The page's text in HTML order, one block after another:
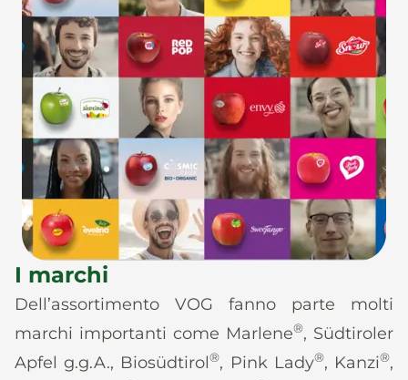
I marchi
Dell’assortimento VOG fanno parte molti
marchi importanti come Marlene®, Südtiroler
Apfel g.g.A., Biosüdtirol®, Pink Lady®, Kanzi®,